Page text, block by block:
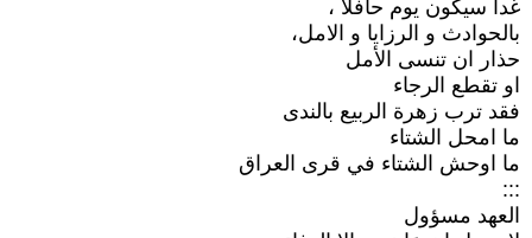
غداً سيكون يوم حافلا ،
بالحوادث و الرزايا و الامل،
حذار ان تنسى الأمل
او تقطع الرجاء
فقد ترب زهرة الربيع بالندى
ما امحل الشتاء
ما اوحش الشتاء في قرى العراق
:::
العهد مسؤول